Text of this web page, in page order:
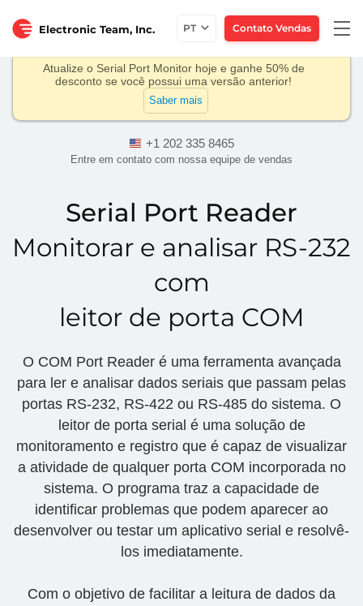
Electronic Team, Inc. PT Contato Vendas
Atualize o Serial Port Monitor hoje e ganhe 50% de
desconto se você possui uma versão anterior!
Saber mais
+1 202 335 8465
Entre em contato com nossa equipe de vendas
Serial Port Reader
Monitorar e analisar RS-232
com
leitor de porta COM
O COM Port Reader é uma ferramenta avançada
para ler e analisar dados seriais que passam pelas
portas RS-232, RS-422 ou RS-485 do sistema. O
leitor de porta serial é uma solução de
monitoramento e registro que é capaz de visualizar
a atividade de qualquer porta COM incorporada no
sistema. O programa traz a capacidade de
identificar problemas que podem aparecer ao
desenvolver ou testar um aplicativo serial e resolvê-
los imediatamente.
Com o objetivo de facilitar a leitura de dados da